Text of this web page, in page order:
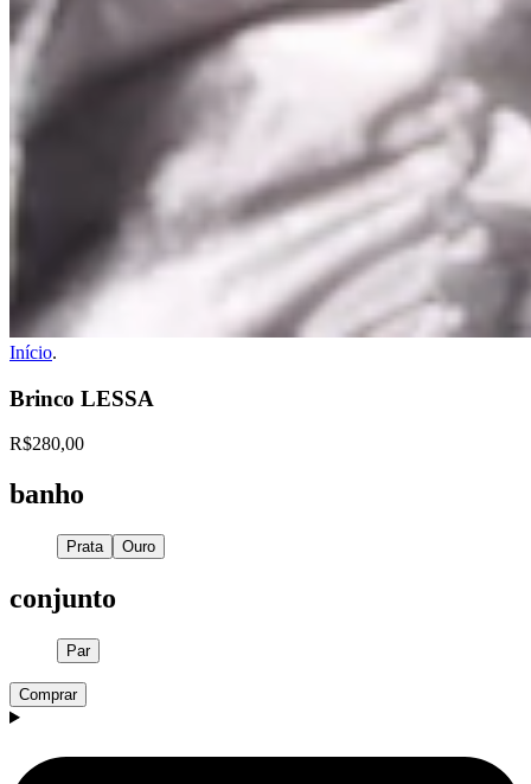
Início.
Brinco LESSA
R$280,00
banho
Prata Ouro
conjunto
Par
Comprar